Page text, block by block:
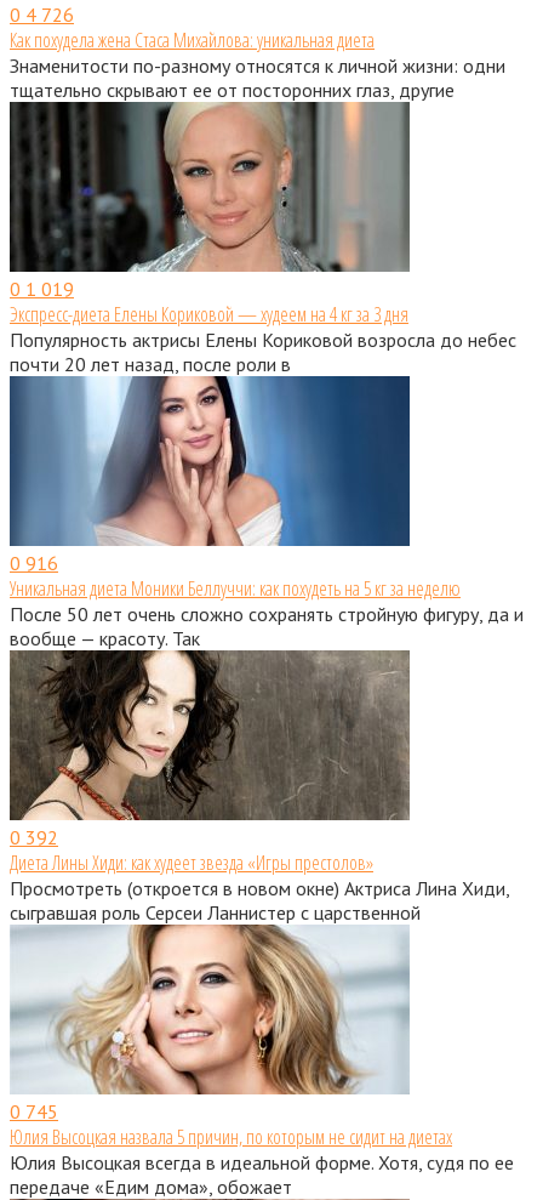
0 4 726
Как похудела жена Стаса Михайлова: уникальная диета
Знаменитости по-разному относятся к личной жизни: одни
тщательно скрывают ее от посторонних глаз, другие
0 1 019
Экспресс-диета Елены Кориковой — худеем на 4 кг за 3 дня
Популярность актрисы Елены Кориковой возросла до небес
почти 20 лет назад, после роли в
0 916
Уникальная диета Моники Беллуччи: как похудеть на 5 кг за неделю
После 50 лет очень сложно сохранять стройную фигуру, да и
вообще — красоту. Так
0 392
Диета Лины Хиди: как худеет звезда «Игры престолов»
Просмотреть (откроется в новом окне) Актриса Лина Хиди,
сыгравшая роль Серсеи Ланнистер с царственной
0 745
Юлия Высоцкая назвала 5 причин, по которым не сидит на диетах
Юлия Высоцкая всегда в идеальной форме. Хотя, судя по ее
передаче «Едим дома», обожает